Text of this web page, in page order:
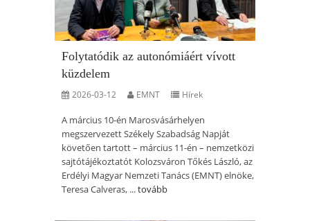
Folytatódik az autonómiáért vívott
küzdelem
2026-03-12 EMNT Hírek
A március 10-én Marosvásárhelyen
megszervezett Székely Szabadság Napját
követően tartott – március 11-én – nemzetközi
sajtótájékoztatót Kolozsváron Tőkés László, az
Erdélyi Magyar Nemzeti Tanács (EMNT) elnöke,
Teresa Calveras, ...tovább